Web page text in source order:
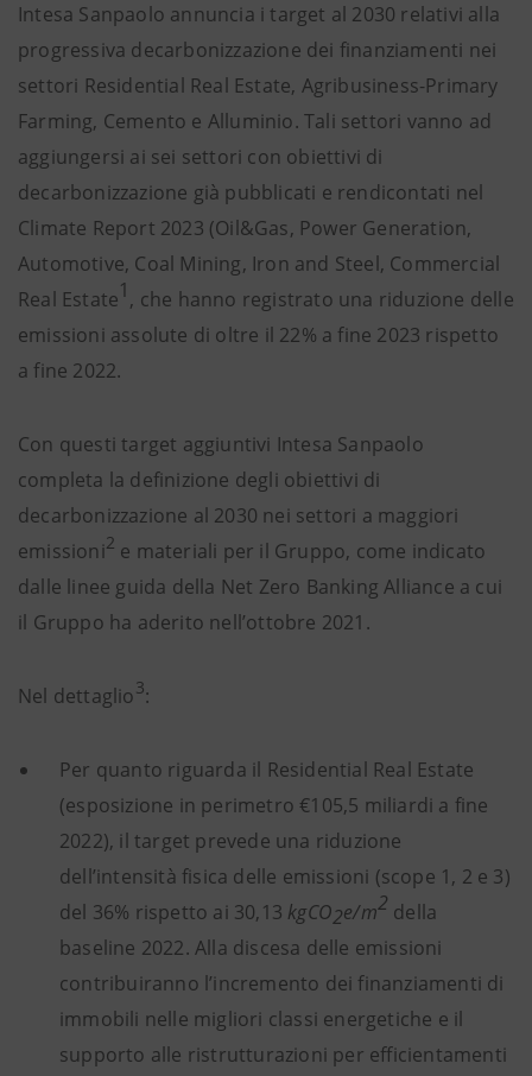
Intesa Sanpaolo annuncia i target al 2030 relativi alla
progressiva decarbonizzazione dei finanziamenti nei
settori Residential Real Estate, Agribusiness-Primary
Farming, Cemento e Alluminio. Tali settori vanno ad
aggiungersi ai sei settori con obiettivi di
decarbonizzazione già pubblicati e rendicontati nel
Climate Report 2023 (Oil&Gas, Power Generation,
Automotive, Coal Mining, Iron and Steel, Commercial
Real Estate1, che hanno registrato una riduzione delle
emissioni assolute di oltre il 22% a fine 2023 rispetto
a fine 2022.
Con questi target aggiuntivi Intesa Sanpaolo
completa la definizione degli obiettivi di
decarbonizzazione al 2030 nei settori a maggiori
emissioni2 e materiali per il Gruppo, come indicato
dalle linee guida della Net Zero Banking Alliance a cui
il Gruppo ha aderito nell’ottobre 2021.
Nel dettaglio3:
Per quanto riguarda il Residential Real Estate
(esposizione in perimetro €105,5 miliardi a fine
2022), il target prevede una riduzione
dell’intensità fisica delle emissioni (scope 1, 2 e 3)
del 36% rispetto ai 30,13 kgCO2e/m2 della
baseline 2022. Alla discesa delle emissioni
contribuiranno l’incremento dei finanziamenti di
immobili nelle migliori classi energetiche e il
supporto alle ristrutturazioni per efficientamenti